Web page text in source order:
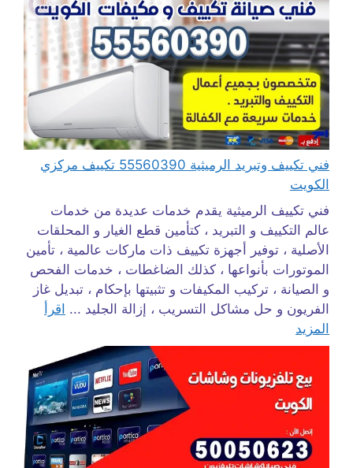
فني تكييف وتبريد الرميثية 55560390 تكييف مركزي
الكويت
فني تكييف الرميثية يقدم خدمات عديدة من خدمات
عالم التكييف و التبريد ، كتأمين قطع الغيار و المحلقات
الأصلية ، توفير أجهزة تكييف ذات ماركات عالمية ، تأمين
الموتورات بأنواعها ، كذلك الضاغطات ، خدمات الفحص
و الصيانة ، تركيب المكيفات و تثبيتها بإحكام ، تبديل غاز
الفريون و حل مشاكل التسريب ، إزالة الجليد ... اقرأ
المزيد